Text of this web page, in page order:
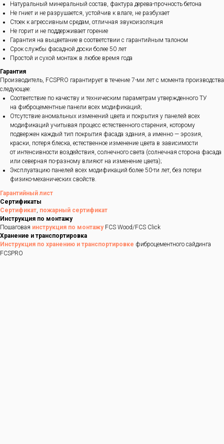
Натуральный минеральный состав, фактура дерева-прочность бетона
Не гниет и не разрушается, устойчив к влаге, не разбухает
Стоек к агрессивным средам, отличная звукоизоляция
Не горит и не поддерживает горение
Гарантия на выцветание в соответствии с гарантийным талоном
Срок службы фасадной доски более 50 лет
Простой и сухой монтаж в любое время года
Гарантия
Производитель, FCSPRO гарантирует в течение 7-ми лет с момента производства
следующее:
Соответствие по качеству и техническим параметрам утвержденного ТУ
на фиброцементные панели всех модификаций;
Отсутствие аномальных изменений цвета и покрытия у панелей всех
модификаций учитывая процесс естественного старения, которому
подвержен каждый тип покрытия фасада здания, а именно — эрозия,
краски, потеря блеска, естественное изменение цвета в зависимости
от интенсивности воздействия, солнечного света (солнечная сторона фасада
или северная по-разному влияют на изменение цвета);
Эксплуатацию панелей всех модификаций более 50-ти лет, без потери
физико-механических свойств.
Гарантийный лист
Сертификаты
Сертификат, пожарный сертификат
Инструкция по монтажу
Пошаговая инструкция по монтажуFCS Wood/FCS Click
Хранение и транспортировка
Инструкция по хранению и транспортировке фиброцементного сайдинга
FCSPRO